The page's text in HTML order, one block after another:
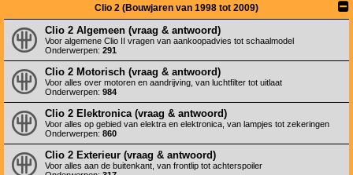
Clio 2 (Bouwjaren van 1998 tot 2009)
Clio 2 Algemeen (vraag & antwoord)
Voor algemene Clio II vragen van aankoopadvies tot schaalmodel
Onderwerpen: 291
Clio 2 Motorisch (vraag & antwoord)
Voor alles over motoren en aandrijving, van luchtfilter tot uitlaat
Onderwerpen: 984
Clio 2 Elektronica (vraag & antwoord)
Voor alles op gebied van elektra en elektronica, van lampjes tot zekeringen
Onderwerpen: 860
Clio 2 Exterieur (vraag & antwoord)
Voor alles aan de buitenkant, van frontlip tot achterspoiler